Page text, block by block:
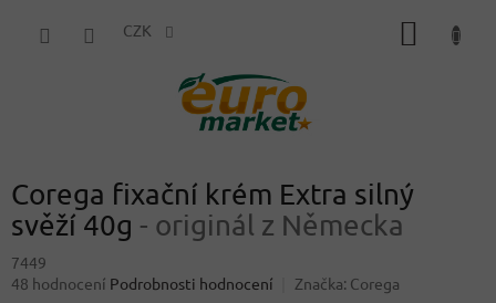
CZK
Corega fixační krém Extra silný
svěží 40g - originál z Německa
7449
Průměrné
48 hodnocení Podrobnosti hodnocení Značka: Corega